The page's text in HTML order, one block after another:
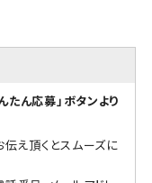
ん応募」ボタンより
え頂くとスムーズに